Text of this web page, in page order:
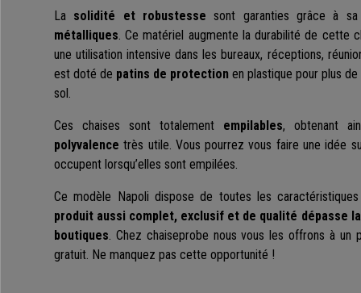
La solidité et robustesse sont garanties grâce à sa
métalliques. Ce matériel augmente la durabilité de cette
une utilisation intensive dans les bureaux, réceptions,
est doté de patins de protection en plastique pour plus
sol.
Ces chaises sont totalement empilables, obtenant
polyvalence très utile. Vous pourrez vous faire une idée
occupent lorsqu’elles sont empilées.
Ce modèle Napoli dispose de toutes les caractéristiques
produit aussi complet, exclusif et de qualité dépasse
boutiques. Chez chaiseprobe nous vous les offrons à un
gratuit. Ne manquez pas cette opportunité !